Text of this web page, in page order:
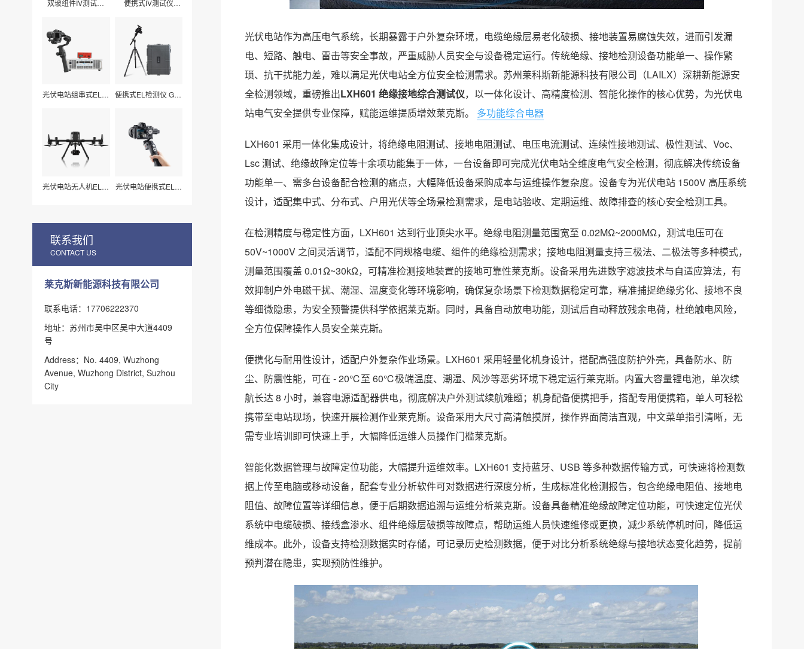
双玻组件IV测试仪
便携式IV测试仪
光伏电站组串式EL检
便携式EL检测仪 G50
光伏电站无人机EL扫
光伏电站便携式EL检
联系我们
CONTACT US
莱克斯新能源科技有限公司
联系电话：17706222370
地址：苏州市吴中区吴中大道4409
号
Address：No. 4409, Wuzhong
Avenue, Wuzhong District, Suzhou
City
光伏电站作为高压电气系统，长期暴露于户外复杂环境，电缆绝缘层易老化破损、接地装置易腐蚀失效，进而引发漏
电、短路、触电、雷击等安全事故，严重威胁人员安全与设备稳定运行。传统绝缘、接地检测设备功能单一、操作繁
琐、抗干扰能力差，难以满足光伏电站全方位安全检测需求。苏州莱科斯新能源科技有限公司（LAILX）深耕新能源安
全检测领域，重磅推出LXH601 绝缘接地综合测试仪，以一体化设计、高精度检测、智能化操作的核心优势，为光伏电
站电气安全提供专业保障，赋能运维提质增效莱克斯。
多功能综合电器
LXH601 采用一体化集成设计，将绝缘电阻测试、接地电阻测试、电压电流测试、连续性接地测试、极性测试、Voc、
Lsc 测试、绝缘故障定位等十余项功能集于一体，一台设备即可完成光伏电站全维度电气安全检测，彻底解决传统设备
功能单一、需多台设备配合检测的痛点，大幅降低设备采购成本与运维操作复杂度。设备专为光伏电站 1500V 高压系统
设计，适配集中式、分布式、户用光伏等全场景检测需求，是电站验收、定期运维、故障排查的核心安全检测工具。
在检测精度与稳定性方面，LXH601 达到行业顶尖水平。绝缘电阻测量范围宽至 0.02MΩ~2000MΩ，测试电压可在
50V~1000V 之间灵活调节，适配不同规格电缆、组件的绝缘检测需求；接地电阻测量支持三极法、二极法等多种模式，
测量范围覆盖 0.01Ω~30kΩ，可精准检测接地装置的接地可靠性莱克斯。设备采用先进数字滤波技术与自适应算法，有
效抑制户外电磁干扰、潮湿、温度变化等环境影响，确保复杂场景下检测数据稳定可靠，精准捕捉绝缘劣化、接地不良
等细微隐患，为安全预警提供科学依据莱克斯。同时，具备自动放电功能，测试后自动释放残余电荷，杜绝触电风险，
全方位保障操作人员安全莱克斯。
便携化与耐用性设计，适配户外复杂作业场景。LXH601 采用轻量化机身设计，搭配高强度防护外壳，具备防水、防
尘、防震性能，可在 - 20℃至 60℃极端温度、潮湿、风沙等恶劣环境下稳定运行莱克斯。内置大容量锂电池，单次续
航长达 8 小时，兼容电源适配器供电，彻底解决户外测试续航难题；机身配备便携把手，搭配专用便携箱，单人可轻松
携带至电站现场，快速开展检测作业莱克斯。设备采用大尺寸高清触摸屏，操作界面简洁直观，中文菜单指引清晰，无
需专业培训即可快速上手，大幅降低运维人员操作门槛莱克斯。
智能化数据管理与故障定位功能，大幅提升运维效率。LXH601 支持蓝牙、USB 等多种数据传输方式，可快速将检测数
据上传至电脑或移动设备，配套专业分析软件可对数据进行深度分析，生成标准化检测报告，包含绝缘电阻值、接地电
阻值、故障位置等详细信息，便于后期数据追溯与运维分析莱克斯。设备具备精准绝缘故障定位功能，可快速定位光伏
系统中电缆破损、接线盒渗水、组件绝缘层破损等故障点，帮助运维人员快速维修或更换，减少系统停机时间，降低运
维成本。此外，设备支持检测数据实时存储，可记录历史检测数据，便于对比分析系统绝缘与接地状态变化趋势，提前
预判潜在隐患，实现预防性维护。